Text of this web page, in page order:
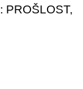
PROŠLOST,